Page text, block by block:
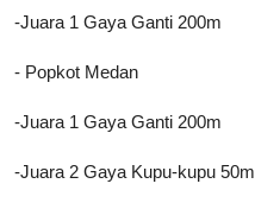
-Juara 1 Gaya Ganti 200m
- Popkot Medan
-Juara 1 Gaya Ganti 200m
-Juara 2 Gaya Kupu-kupu 50m